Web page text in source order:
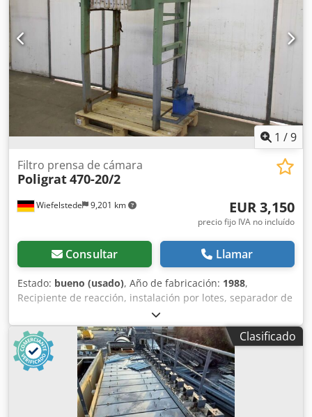
Dedpfjfbbqhox An Isck
1 /9
Wiefelstede 9,201 km
Filtro prensa de cámara
Poligrat470-20/2
EUR 3,150
precio fijo IVA no incluído
Consultar Llamar
Estado: bueno (usado), Año de fabricación: 1988,
Recipiente de reacción, instalación por lotes, separador de
sólidos, cuba de lavado, estación de lavado para pintura,
tratamiento de agua, limpieza de herramientas y agua,
prensa de filtros, prensa de filtros de cámara -Fabricante:
Poligrat, prensa de filtros de cámara tipo 470-20/2 -
Modelo: 11 placas -Cilindro hidráulico: carrera: 115 mm -
Dimensiones: 1315/920/A1720 mm Dcodpfx Anshvfzne Iek -
Clasificado